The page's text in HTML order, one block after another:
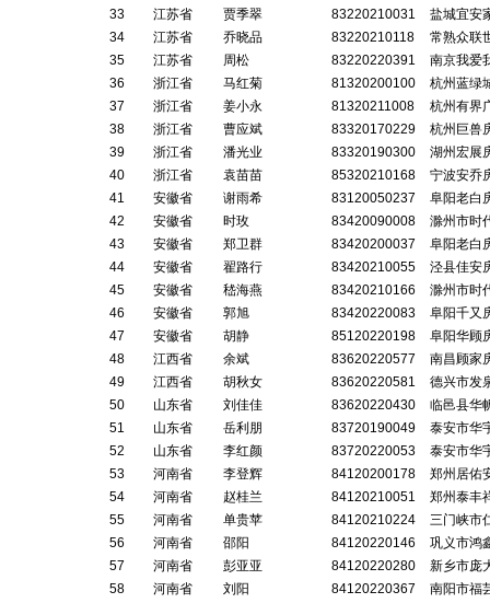
33
江苏省 贾季翠 83220210031
盐城宜安
34
江苏省 乔晓品 83220210118
常熟众联
35
江苏省 周松 83220220391
南京我爱
36
浙江省 马红菊 81320200100
杭州蓝绿
37
浙江省 姜小永 81320211008
杭州有界
38
浙江省 曹应斌 83320170229
杭州巨兽
39
浙江省 潘光业 83320190300
湖州宏展
40
浙江省 袁苗苗 85320210168
宁波安乔
41
安徽省 谢雨希 83120050237
阜阳老白
42
安徽省 时玫 83420090008
滁州市时
43
安徽省 郑卫群 83420200037
阜阳老白
44
安徽省 翟路行 83420210055
泾县佳安
45
安徽省 嵇海燕 83420210166
滁州市时
46
安徽省 郭旭 83420220083
阜阳千又
47
安徽省 胡静 85120220198
阜阳华顾
48
江西省 余斌 83620220577
南昌顾家
49
江西省 胡秋女 83620220581
德兴市发
50
山东省 刘佳佳 83620220430
临邑县华
51
山东省 岳利朋 83720190049
泰安市华
52
山东省 李红颜 83720220053
泰安市华
53
河南省 李登辉 84120200178
郑州居佑
54
河南省 赵桂兰 84120210051
郑州泰丰
55
河南省 单贵苹 84120210224
三门峡市
56
河南省 邵阳 84120220146
巩义市鸿
57
河南省 彭亚亚 84120220280
新乡市庞
58
河南省 刘阳 84120220367
南阳市福